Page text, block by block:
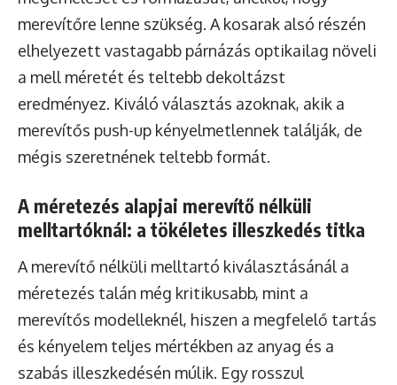
merevítőre lenne szükség. A kosarak alsó részén
elhelyezett vastagabb párnázás optikailag növeli
a mell méretét és teltebb dekoltázst
eredményez. Kiváló választás azoknak, akik a
merevítős push-up kényelmetlennek találják, de
mégis szeretnének teltebb formát.
A méretezés alapjai merevítő nélküli
melltartóknál: a tökéletes illeszkedés titka
A merevítő nélküli melltartó kiválasztásánál a
méretezés talán még kritikusabb, mint a
merevítős modelleknél, hiszen a megfelelő tartás
és kényelem teljes mértékben az anyag és a
szabás illeszkedésén múlik. Egy rosszul